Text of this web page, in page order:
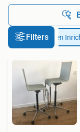
FiltersHuis en